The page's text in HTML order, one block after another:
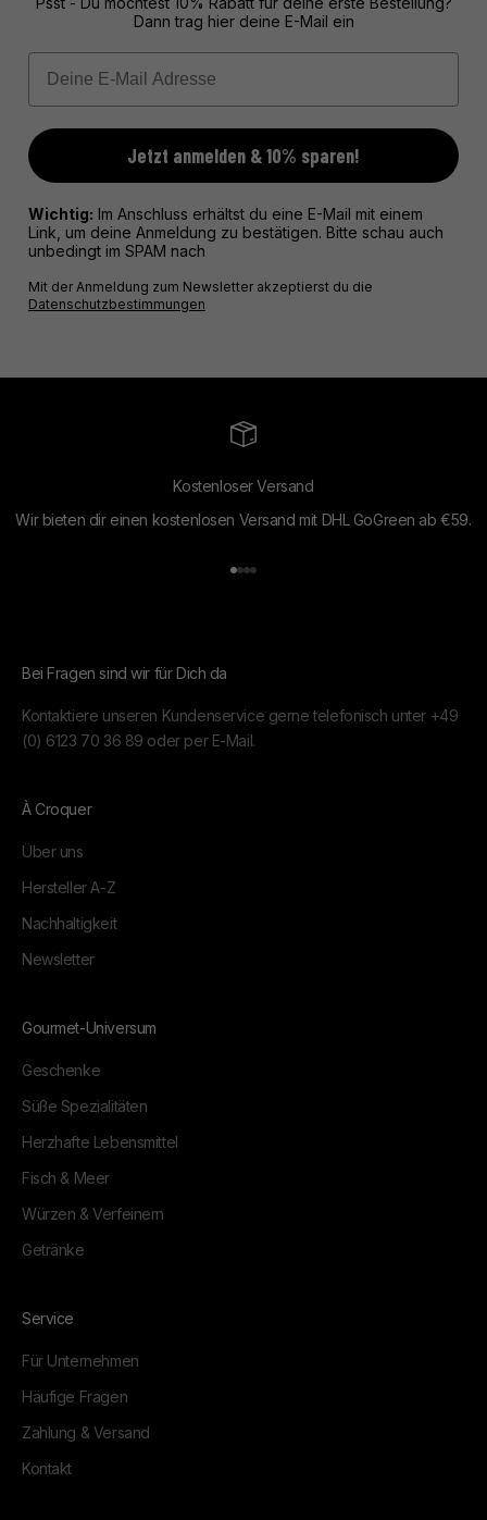
Dann trag hier deine E-Mail ein
Email
Jetzt anmelden & 10% sparen!
Wichtig: Im Anschluss erhältst du eine E-Mail mit einem
Link, um deine Anmeldung zu bestätigen. Bitte schau auch
unbedingt im SPAM nach
Mit der Anmeldung zum Newsletter akzeptierst du die
Datenschutzbestimmungen
Kostenloser Versand
Wir bieten dir einen kostenlosen Versand mit DHL GoGreen ab €59.
Gehe zu Element 1
Gehe zu Element 2
Gehe zu Element 3
Gehe zu Element 4
Bei Fragen sind wir für Dich da
Kontaktiere unseren Kundenservice gerne telefonisch unter +49
(0) 6123 70 36 89 oder per E-Mail.
À Croquer
Über uns
Hersteller A-Z
Nachhaltigkeit
Newsletter
Gourmet-Universum
Geschenke
Süße Spezialitäten
Herzhafte Lebensmittel
Fisch & Meer
Würzen & Verfeinern
Getränke
Service
Für Unternehmen
Häufige Fragen
Zahlung & Versand
Kontakt